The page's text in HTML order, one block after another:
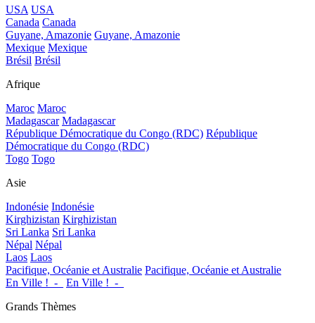
USA USA
Canada Canada
Guyane, Amazonie Guyane, Amazonie
Mexique Mexique
Brésil Brésil
Afrique
Maroc Maroc
Madagascar Madagascar
République Démocratique du Congo (RDC) République
Démocratique du Congo (RDC)
Togo Togo
Asie
Indonésie Indonésie
Kirghizistan Kirghizistan
Sri Lanka Sri Lanka
Népal Népal
Laos Laos
Pacifique, Océanie et Australie Pacifique, Océanie et Australie
En Ville !_-_
En Ville !_-_
Grands Thèmes